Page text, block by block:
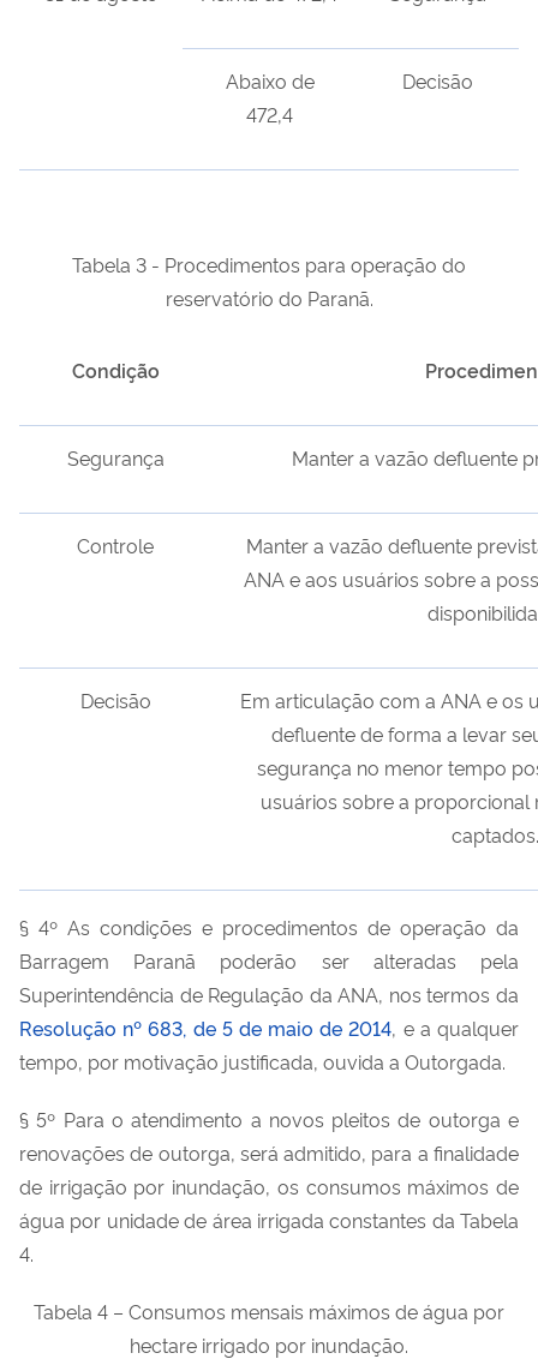
Abaixo de
472,4
Decisão
Tabela 3 - Procedimentos para operação do
reservatório do Paranã.
Condição
Segurança Manter a vazão defluente
Controle
Manter a vazão defluente
ANA e aos usuários sobre a
Decisão
Em articulação com a ANA e os
defluente de forma a levar
segurança no menor tempo
usuários sobre a
captados.
§ 4º As condições e procedimentos de operação da
Barragem Paranã poderão ser alteradas pela
Superintendência de Regulação da ANA, nos termos da
Resolução nº 683, de 5 de maio de 2014, e a qualquer
tempo, por motivação justificada, ouvida a Outorgada.
§ 5º Para o atendimento a novos pleitos de outorga e
renovações de outorga, será admitido, para a finalidade
de irrigação por inundação, os consumos máximos de
água por unidade de área irrigada constantes da Tabela
4.
Tabela 4 – Consumos mensais máximos de água por
hectare irrigado por inundação.